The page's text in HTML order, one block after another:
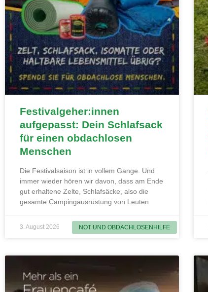
NOT UND OBDACHLOSENHILFE
Festivalgeher:innen
aufgepasst: Dein Schlafsack
für einen obdachlosen
Menschen
Die Festivalsaison ist in vollem Gange. Und
immer wieder hören wir davon, dass am Ende
gut erhaltene Zelte, Schlafsäcke, also die
gesamte Campingausrüstung von Leuten
3. August 2026